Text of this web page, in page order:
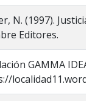
N. (1997).
Editores.
GAMMA